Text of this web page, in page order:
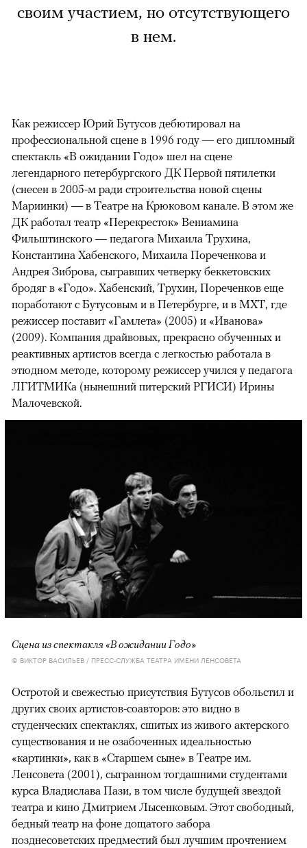
своим участием, но отсутствующего
в нем.
Как режиссер Юрий Бутусов дебютировал на
профессиональной сцене в 1996 году — его дипломный
спектакль «В ожидании Годо» шел на сцене
легендарного петербургского ДК Первой пятилетки
(снесен в 2005-м ради строительства новой сцены
Мариинки) — в Театре на Крюковом канале. В этом же
ДК работал театр «Перекресток» Вениамина
Фильштинского — педагога Михаила Трухина,
Константина Хабенского, Михаила Пореченкова и
Андрея Зиброва, сыгравших четверку беккетовских
бродяг в «Годо». Хабенский, Трухин, Пореченков еще
поработают с Бутусовым и в Петербурге, и в МХТ, где
режиссер поставит «Гамлета» (2005) и «Иванова»
(2009). Компания драйвовых, прекрасно обученных и
реактивных артистов всегда с легкостью работала в
этюдном методе, которому режиссер учился у педагога
ЛГИТМИКа (нынешний питерский РГИСИ) Ирины
Малочевской.
Сцена из спектакля «В ожидании Годо»
© ВИКТОР ВАСИЛЬЕВ / ПРЕСС-СЛУЖБА ТЕАТРА ИМЕНИ ЛЕНСОВЕТА
Остротой и свежестью присутствия Бутусов обольстил и
других своих артистов-соавторов: это видно в
студенческих спектаклях, сшитых из живого актерского
существования и не озабоченных идеальностью
«картинки», как в «Старшем сыне» в Театре им.
Ленсовета (2001), сыгранном тогдашними студентами
курса Владислава Пази, в том числе будущей звездой
театра и кино Дмитрием Лысенковым. Этот свободный,
бедный театр на фоне дощатого забора
позднесоветских предместий был лучшим прочтением